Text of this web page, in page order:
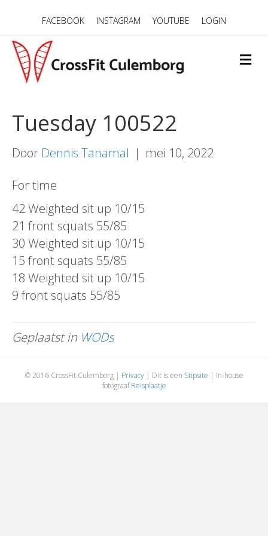
FACEBOOK INSTAGRAM YOUTUBE LOGIN
M
E
Tuesday 100522
Door Dennis Tanamal | mei 10, 2022
For time
42 Weighted sit up 10/15
21 front squats 55/85
30 Weighted sit up 10/15
15 front squats 55/85
18 Weighted sit up 10/15
9 front squats 55/85
Geplaatst in WODs
© 2016 CrossFit Culemborg | Privacy| Dit is een Stipsite | In-house
fotograafReisplaatje